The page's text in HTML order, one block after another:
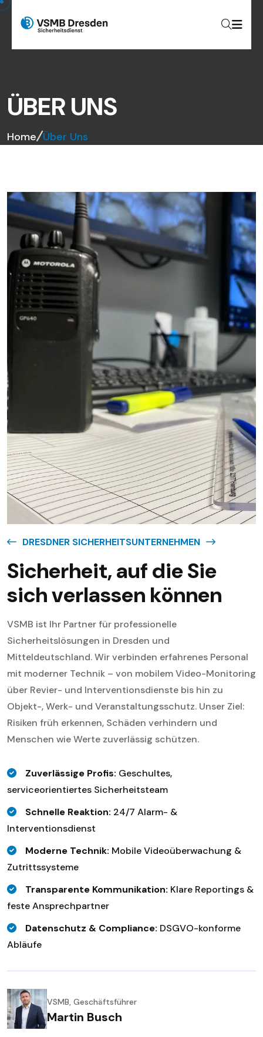
ÜBER UNS
Home Über Uns
DRESDNER SICHERHEITSUNTERNEHMEN
SICHERHEIT,AUFDIESIE
SICHVERLASSEN KÖNNEN
VSMB ist Ihr Partner für professionelle
Sicherheitslösungen in Dresden und
Mitteldeutschland. Wir verbinden erfahrenes Personal
mit moderner Technik – von mobilem Video-Monitoring
über Revier- und Interventionsdienste bis hin zu
Objekt-, Werk- und Veranstaltungsschutz. Unser Ziel:
Risiken früh erkennen, Schäden verhindern und
Menschen wie Werte zuverlässig schützen.
Zuverlässige Profis: Geschultes,
serviceorientiertes Sicherheitsteam
Schnelle Reaktion: 24/7 Alarm- &
Interventionsdienst
Moderne Technik: Mobile Videoüberwachung &
Zutrittssysteme
Transparente Kommunikation: Klare Reportings &
feste Ansprechpartner
Datenschutz & Compliance: DSGVO-konforme
Abläufe
VSMB, Geschäftsführer
Martin Busch